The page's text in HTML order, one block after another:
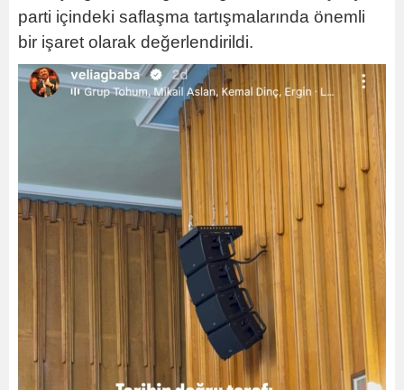
parti içindeki saflaşma tartışmalarında önemli
bir işaret olarak değerlendirildi.